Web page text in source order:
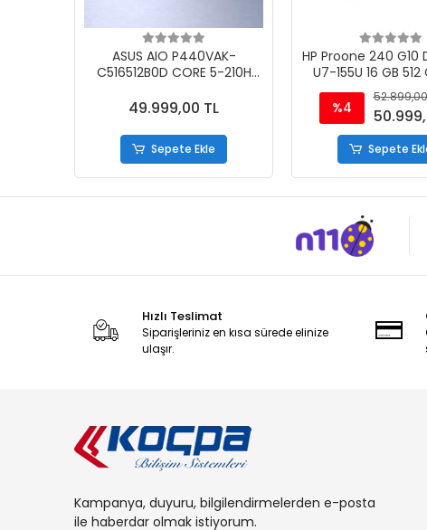
ASUS AIO P440VAK-
C516512B0D CORE 5-210H
SİYAH
49.999,00 TL
Sepete Ekle
HP Proone 240 G10
U7-155U 16 GB 512
23.8'' FHD Siyah Freedos All
In One Pc
%4
52.899,00
Sepete
Hızlı Teslimat
Siparişleriniz en kısa sürede elinize
ulaşır.
Kampanya, duyuru, bilgilendirmelerden e-posta
ile haberdar olmak istiyorum.